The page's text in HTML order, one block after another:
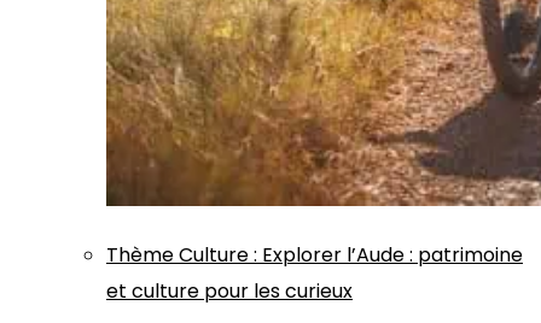
ThèmeCulture: Explorer l’Aude : patrimoine
et culture pour les curieux